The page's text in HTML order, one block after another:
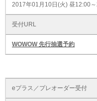
2017年01月10日(火) 昼12:00
受付URL
WOWOW 先行抽選予約
eプラス／プレオーダー受付